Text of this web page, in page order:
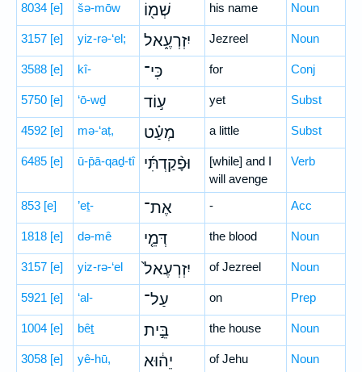
8034 [e] šə-mōw שְׁמ֖וֹ his name Noun
3157 [e] yiz-rə-‘el; יִזְרְעֶ֑אל Jezreel Noun
3588 [e] kî- כִּי־ for Conj
5750 [e] ‘ō-wḏ ע֣וֹד yet Subst
4592 [e] mə-‘aṭ, מְעַ֗ט a little Subst
6485 [e] ū-p̄ā-qaḏ-tî וּפָ֨קַדְתִּ֜י
[while] and I
will avenge
Verb
853 [e] ’eṯ- אֶת־ - Acc
1818 [e] də-mê דְּמֵ֤י the blood Noun
3157 [e] yiz-rə-‘el יִזְרְעֶאל֙ of Jezreel Noun
5921 [e] ‘al- עַל־ on Prep
1004 [e] bêṯ בֵּ֣ית the house Noun
3058 [e] yê-hū, יֵה֔וּא of Jehu Noun